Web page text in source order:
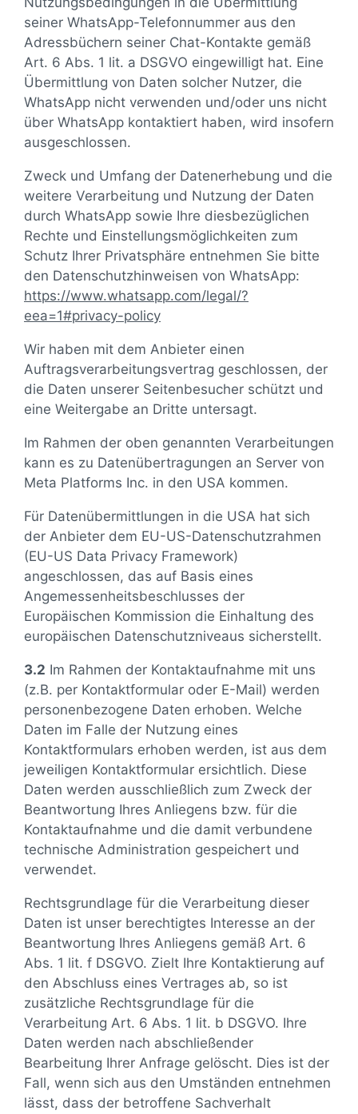
seiner WhatsApp-Telefonnummer aus den
Adressbüchern seiner Chat-Kontakte gemäß
Art. 6 Abs. 1 lit. a DSGVO eingewilligt hat. Eine
Übermittlung von Daten solcher Nutzer, die
WhatsApp nicht verwenden und/oder uns nicht
über WhatsApp kontaktiert haben, wird insofern
ausgeschlossen.
Zweck und Umfang der Datenerhebung und die
weitere Verarbeitung und Nutzung der Daten
durch WhatsApp sowie Ihre diesbezüglichen
Rechte und Einstellungsmöglichkeiten zum
Schutz Ihrer Privatsphäre entnehmen Sie bitte
den Datenschutzhinweisen von WhatsApp:
https://www.whatsapp.com/legal/?
eea=1#privacy-policy
Wir haben mit dem Anbieter einen
Auftragsverarbeitungsvertrag geschlossen, der
die Daten unserer Seitenbesucher schützt und
eine Weitergabe an Dritte untersagt.
Im Rahmen der oben genannten Verarbeitungen
kann es zu Datenübertragungen an Server von
Meta Platforms Inc. in den USA kommen.
Für Datenübermittlungen in die USA hat sich
der Anbieter dem EU-US-Datenschutzrahmen
(EU-US Data Privacy Framework)
angeschlossen, das auf Basis eines
Angemessenheitsbeschlusses der
Europäischen Kommission die Einhaltung des
europäischen Datenschutzniveaus sicherstellt.
3.2 Im Rahmen der Kontaktaufnahme mit uns
(z.B. per Kontaktformular oder E-Mail) werden
personenbezogene Daten erhoben. Welche
Daten im Falle der Nutzung eines
Kontaktformulars erhoben werden, ist aus dem
jeweiligen Kontaktformular ersichtlich. Diese
Daten werden ausschließlich zum Zweck der
Beantwortung Ihres Anliegens bzw. für die
Kontaktaufnahme und die damit verbundene
technische Administration gespeichert und
verwendet.
Rechtsgrundlage für die Verarbeitung dieser
Daten ist unser berechtigtes Interesse an der
Beantwortung Ihres Anliegens gemäß Art. 6
Abs. 1 lit. f DSGVO. Zielt Ihre Kontaktierung auf
den Abschluss eines Vertrages ab, so ist
zusätzliche Rechtsgrundlage für die
Verarbeitung Art. 6 Abs. 1 lit. b DSGVO. Ihre
Daten werden nach abschließender
Bearbeitung Ihrer Anfrage gelöscht. Dies ist der
Fall, wenn sich aus den Umständen entnehmen
lässt, dass der betroffene Sachverhalt